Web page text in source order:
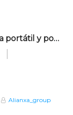
EcoFlow: la evolución de la energía portátil y por qué es la marca líder en Colombia
Alianxa_group